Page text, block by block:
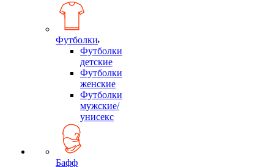
Футболки
Футболки
детские
Футболки
женские
Футболки
мужские/
унисекс
Бафф